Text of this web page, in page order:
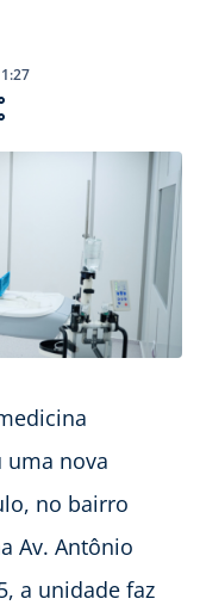
uma nova
no bairro
Av. Antônio
a unidade faz